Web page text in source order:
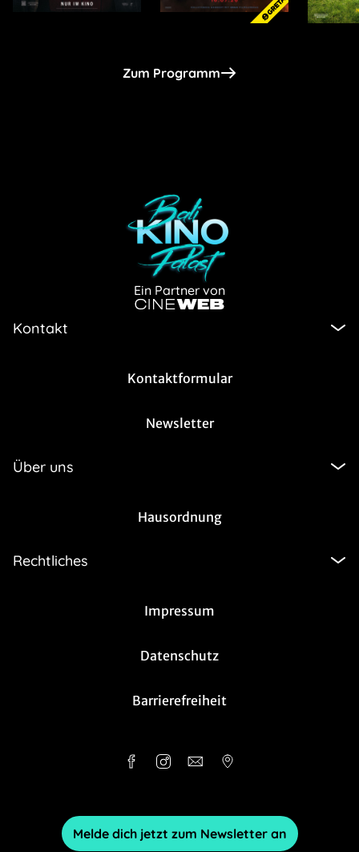
Zum Programm
Ein Partner von
Kontakt
Kontaktformular
Newsletter
Über uns
Hausordnung
Rechtliches
Impressum
Datenschutz
Barrierefreiheit
Melde dich jetzt zum Newsletter an